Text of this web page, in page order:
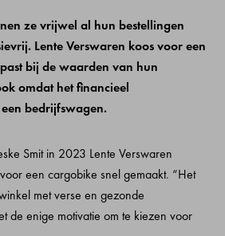
ze vrijwel al hun bestellingen
Lente Verswaren koos voor een
bij de waarden van hun
omdat het financieel
bedrijfswagen.
Smit in 2023 Lente Verswaren
een cargobike snel gemaakt. “Het
met verse en gezonde
de enige motivatie om te kiezen voor